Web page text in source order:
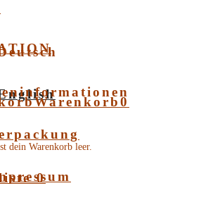
Warenkorb0
dein Warenkorb leer.
0